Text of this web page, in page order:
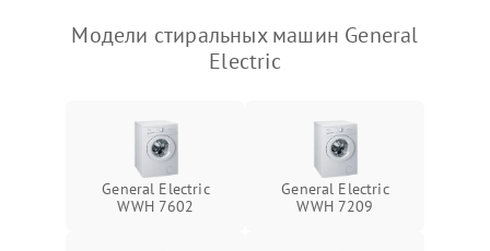
Модели стиральных машин General
Electric
General Electric
WWH 7602
General Electric
WWH 7209